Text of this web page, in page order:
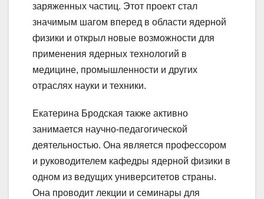
заряженных частиц. Этот проект стал
значимым шагом вперед в области ядерной
физики и открыл новые возможности для
применения ядерных технологий в
медицине, промышленности и других
отраслях науки и техники.
Екатерина Бродская также активно
занимается научно-педагогической
деятельностью. Она является профессором
и руководителем кафедры ядерной физики в
одном из ведущих университетов страны.
Она проводит лекции и семинары для